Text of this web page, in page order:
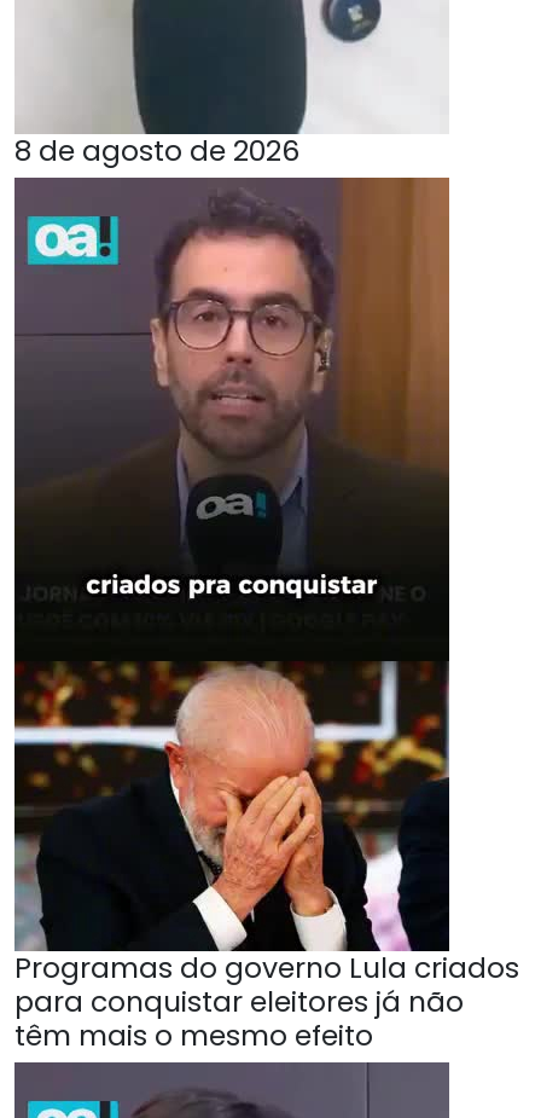
8 de agosto de 2026
Programas do governo Lula criados
para conquistar eleitores já não
têm mais o mesmo efeito